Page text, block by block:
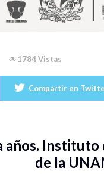
1784 Vistas
Compartir en
Instituto
de la